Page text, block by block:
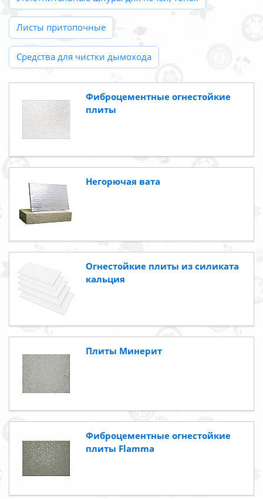
Листы притопочные
Средства для чистки дымохода
Фиброцементные огнестойкие
плиты
Негорючая вата
Огнестойкие плиты из силиката
кальция
Плиты Минерит
Фиброцементные огнестойкие
плиты Flamma